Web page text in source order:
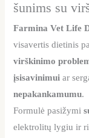
šunims su
Farmina Vet Life
visavertis dietinis
virškinimo
įsisavinimui ar
nepakankamumu.
Formulė pasižymi
elektrolitų lygiu ir